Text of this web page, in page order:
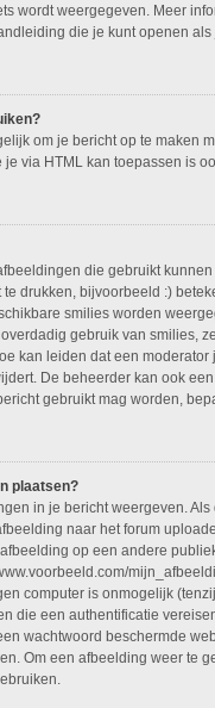
wordt weergegeven. Meer
die je kunt openen als
om je bericht op te maken
via HTML kan toepassen is
die gebruikt
drukken, bijvoorbeeld :)
smilies worden
gebruik van smilies,
kan leiden dat een moderator
De beheerder kan ook
gebruikt mag worden,
plaatsen?
in je bericht weergeven.
naar het forum
op een andere
computer is onmogelijk
die een authentificatie
wachtwoord beschermde
Om een afbeelding weer te